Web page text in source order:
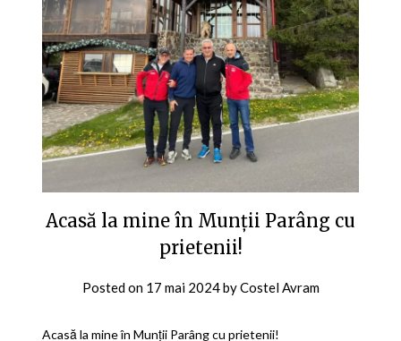
Acasă la mine în Munții Parâng cu
prietenii!
Posted on 17 mai 2024byCostel Avram
Acasă la mine în Munții Parâng cu prietenii!